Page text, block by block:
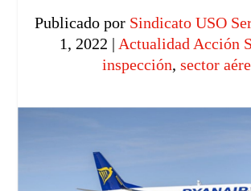
Publicado por Sindicato USO
1, 2022 | Actualidad Acción
inspección, sector